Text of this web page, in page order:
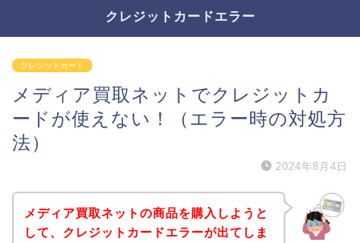
クレジットカードエラー
クレジットカード
メディア買取ネットでクレジットカ
ードが使えない！（エラー時の対処方
法）
2024年8月4日
メディア買取ネットの商品を購入しようと
して、クレジットカードエラーが出てしま